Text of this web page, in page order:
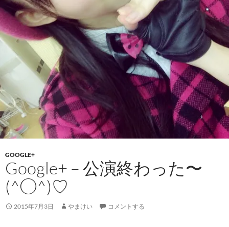
GOOGLE+
Google+ – 公演終わった〜
(^◯^)♡
2015年7月3日 やまけい コメントする